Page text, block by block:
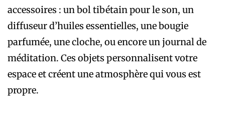
accessoires : un bol tibétain pour le son, un
diffuseur d’huiles essentielles, une bougie
parfumée, une cloche, ou encore un journal de
méditation. Ces objets personnalisent votre
espace et créent une atmosphère qui vous est
propre.